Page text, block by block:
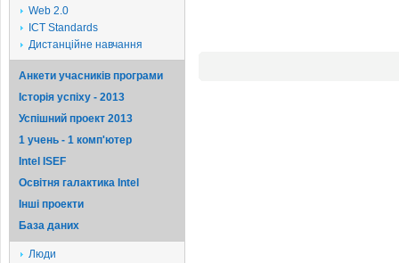
Web 2.0
ICT Standards
Дистанційне навчання
Анкети учасників програми
Історія успіху - 2013
Успішний проект 2013
1 учень - 1 комп'ютер
Intel ISEF
Освітня галактика Intel
Iншi проекти
База даних
Люди